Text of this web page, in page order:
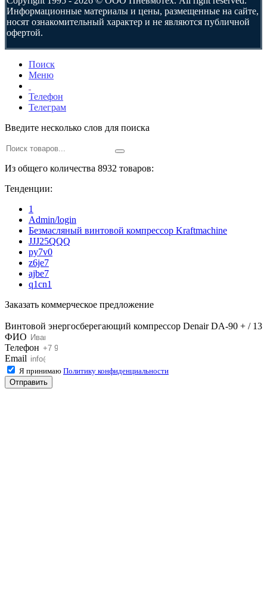
Информационные материалы и цены, размещенные на сайте,
носят ознакомительный характер и не являются публичной
офертой.
Поиск
Меню
Телефон
Телеграм
Введите несколько слов для поиска
Из общего количества 8932 товаров:
Тенденции:
1
Admin/login
Безмасляный винтовой компрессор Kraftmaсhine
JJJ25QQQ
py7v0
z6je7
ajbe7
q1cn1
Заказать коммерческое предложение
Винтовой энергосберегающий компрессор Denair DA-90 + / 13
ФИО
Телефон
Email
Я принимаю Политику конфиденциальности
Отправить